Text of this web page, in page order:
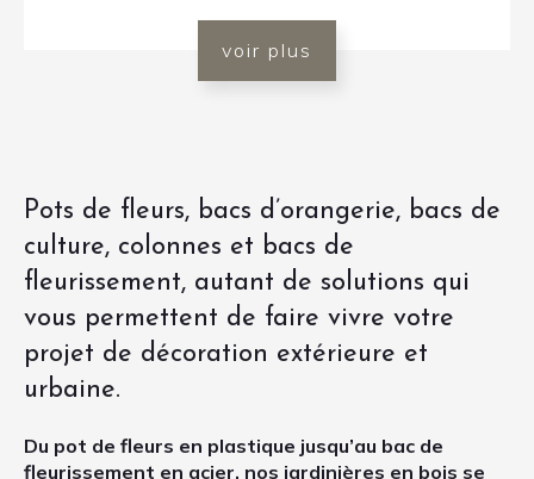
voir plus
Pots de fleurs, bacs d’orangerie, bacs de
culture, colonnes et bacs de
fleurissement, autant de solutions qui
vous permettent de faire vivre votre
projet de décoration extérieure et
urbaine.
Du pot de fleurs en plastique jusqu’au bac de
fleurissement en acier, nos jardinières en bois se